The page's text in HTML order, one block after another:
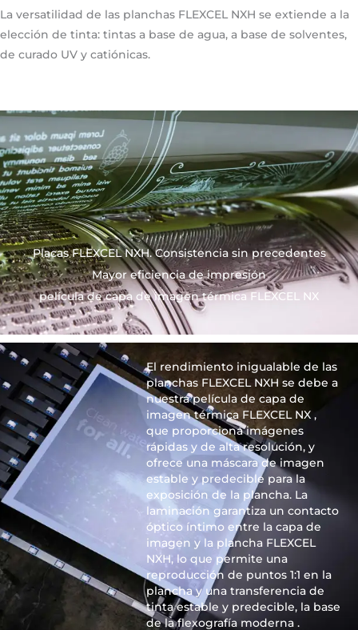
La versatilidad de las planchas FLEXCEL NXH se extiende a la
elección de tinta: tintas a base de agua, a base de solventes,
de curado UV y catiónicas.
Placas FLEXCEL NXH. Consistencia sin precedentes
Mayor eficiencia de impresión
película de capa de imagen térmica FLEXCEL NX
El rendimiento inigualable de las
planchas FLEXCEL NXH se debe a
nuestra película de capa de
imagen térmica FLEXCEL NX ,
que proporciona imágenes
rápidas y de alta resolución, y
ofrece una máscara de imagen
estable y predecible para la
exposición de la plancha. La
laminación garantiza un contacto
óptico íntimo entre la capa de
imagen y la plancha FLEXCEL
NXH, lo que permite una
reproducción de puntos 1:1 en la
plancha y una transferencia de
tinta estable y predecible, la base
de la flexografía moderna .